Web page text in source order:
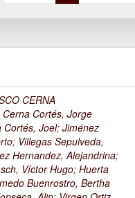
CERNA
Cerna Cortés, Jorge
Cortés, Joel;Jiménez
; Villegas Sepulveda,
Hernandez, Alejandrina;
Víctor Hugo;Huerta
Buenrostro, Bertha